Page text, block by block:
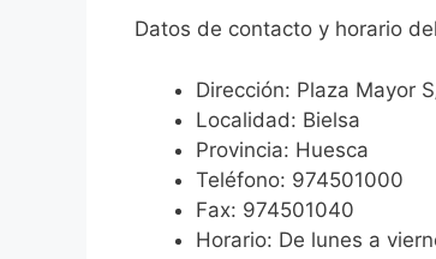
Datos de contacto y horario
Dirección: Plaza Mayor
Localidad: Bielsa
Provincia: Huesca
Teléfono: 974501000
Fax: 974501040
Horario: De lunes a